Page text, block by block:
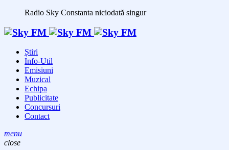
Radio Sky Constanta niciodată singur
Știri
Info-Util
Emisiuni
Muzical
Echipa
Publicitate
Concursuri
Contact
menu
close